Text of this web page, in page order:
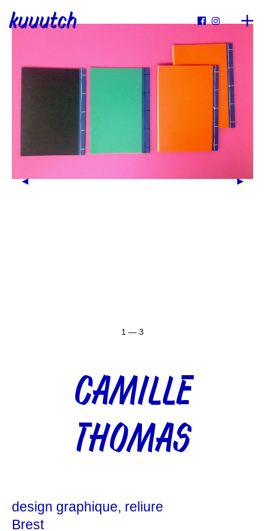
kuuutch  
1 — 3
CAMILLE
THOMAS
design graphique reliure
Brest